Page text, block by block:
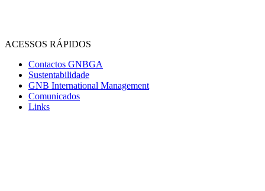
ACESSOS RÁPIDOS
Contactos GNBGA
Sustentabilidade
GNB International Management
Comunicados
Links